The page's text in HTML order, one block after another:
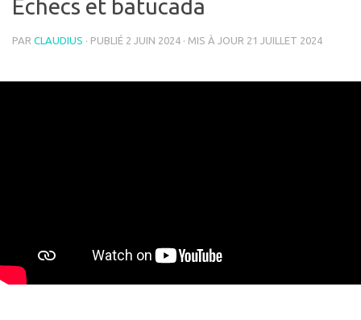
Échecs et batucada
PAR CLAUDIUS · PUBLIÉ 2 JUIN 2024 · MIS À JOUR 21 JUILLET 2024